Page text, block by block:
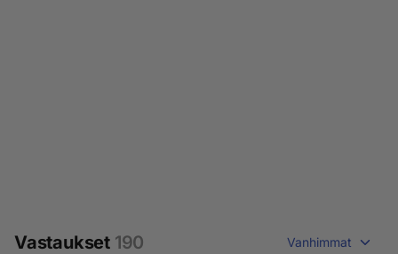
Vastaukset 190 Vanhimmat